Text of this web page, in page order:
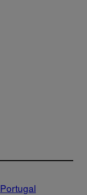
Portugal